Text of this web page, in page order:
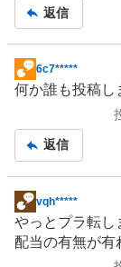
返信
掲
示
事
6c7*****
何か誰も投稿
返信
掲
示
板
vqh*****
やっとプラ転し
配当の有無が有